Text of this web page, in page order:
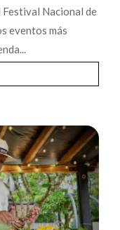
Nacional de
eventos más